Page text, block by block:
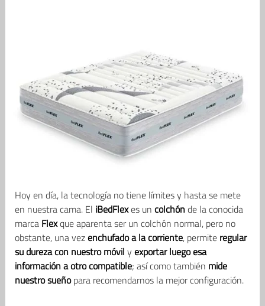
Hoy en día, la tecnología no tiene límites y hasta se mete
en nuestra cama. El iBedFlexes un colchón de la conocida
marca Flexque aparenta ser un colchón normal, pero no
obstante, una vezenchufado a la corriente, permite regular
su dureza con nuestro móvil y exportar luego esa
información a otro compatible; así como también mide
nuestro sueñopara recomendarnos la mejor configuración.